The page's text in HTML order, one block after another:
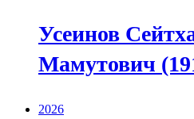
Усеинов
Мамутович
2026